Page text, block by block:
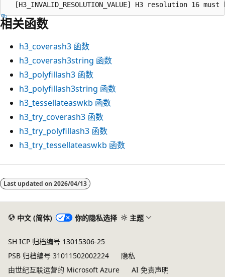
相关函数
h3_coverash3 函数
h3_coverash3string 函数
h3_polyfillash3 函数
h3_polyfillash3string 函数
h3_tessellateaswkb 函数
h3_try_coverash3 函数
h3_try_polyfillash3 函数
h3_try_tessellateaswkb 函数
阅
读Last updated on 2026/04/13
中文 (简体) 你的隐私选择 主题
SH ICP 归档编号 13015306-25
PSB 归档编号 31011502002224
隐私
由世纪互联运营的 Microsoft Azure
AI 免责声明